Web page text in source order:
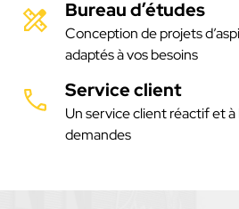
Bureau d’études
Conception de projets
adaptés à vos besoins
Service client
Un service client réactif et
demandes